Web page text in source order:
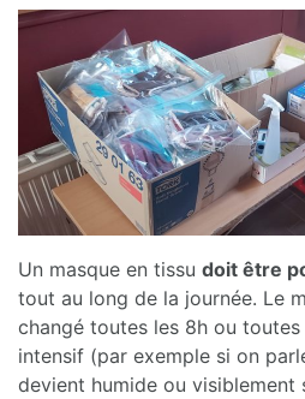
Un masque en tissu doit être
tout au long de la journée. Le
changé toutes les 8h ou toutes
intensif (par exemple si on
devient humide ou visiblement